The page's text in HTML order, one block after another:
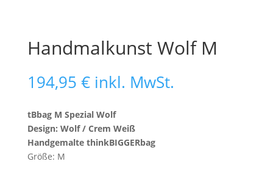
Handmalkunst Wolf M
194,95 € inkl. MwSt.
tBbag M Spezial Wolf
Design: Wolf / Crem Weiß
Handgemalte thinkBIGGERbag
Größe: M